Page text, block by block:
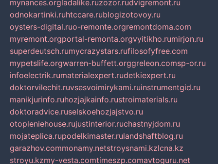
mynances.orgladalike.ruzozor.rudvigremont.ru
odnokartinki.ruhtccare.rublogizotovoy.ru
oysters-digital.ruo-remonte.orgremontdoma.com
myremont.orgportal-remonta.orgvyitikho.rumirjon.ru
superdeutsch.rumycrazystars.rufilosofyfree.com
mypetslife.orgwarren-buffett.orggreleon.comsp-or.ru
infoelectrik.rumaterialexpert.rudetkiexpert.ru
doktorvilechit.ruvsesvoimirykami.ruinstrumentgid.ru
manikjurinfo.ruhozjajkainfo.rustroimaterials.ru
doktoradvice.ruselskoehozjajstvo.ru
otopleniehouse.rujustinterior.ruchastnyjdom.ru
mojateplica.rupodelkimaster.rulandshaftblog.ru
garazhov.commonamy.netstroysnami.kzlcna.kz
stroyu.kzmy-vesta.comtimeszp.comavtoguru.net